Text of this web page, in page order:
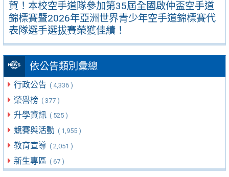
賀！本校空手道隊參加第35屆全國啟仲盃空手道
錦標賽暨2026年亞洲世界青少年空手道錦標賽代
表隊選手選拔賽榮獲佳績！
依公告類別彙總
行政公告 ( 4,336 )
榮譽榜 ( 377 )
升學資訊 ( 525 )
競賽與活動 ( 1,955 )
教育宣導 ( 2,051 )
新生專區 ( 67 )